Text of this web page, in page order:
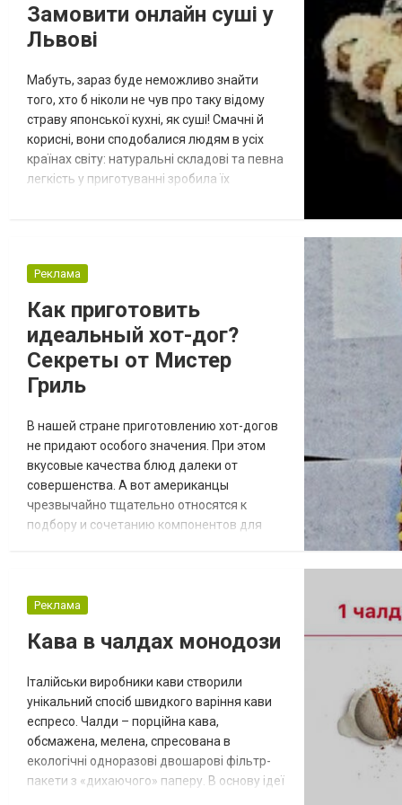
Троещине. Помимо переменных, есть оп...
Замовити онлайн суші у
Львові
Мабуть, зараз буде неможливо знайти
того, хто б ніколи не чув про таку відому
страву японської кухні, як суші! Смачні й
корисні, вони сподобалися людям в усіх
країнах світу: натуральні складові та певна
легкість у приготуванні зробила їх
усі вони виглядають на сторінках меню
Реклама
Как приготовить
идеальный хот-дог?
Секреты от Мистер
Гриль
В нашей стране приготовлению хот-догов
не придают особого значения. При этом
вкусовые качества блюд далеки от
совершенства. А вот американцы
чрезвычайно тщательно относятся к
подбору и сочетанию компонентов для
приготовления идеальных хот-догов в
промышленного оборудования. А поможет
Реклама
Кава в чалдах монодози
Італійськи виробники кави створили
унікальний спосіб швидкого варіння кави
еспресо. Чалди – порційна кава,
обсмажена, мелена, спресована в
екологічні одноразові двошарові фільтр-
пакети з «дихаючого» паперу. В основу ідеї